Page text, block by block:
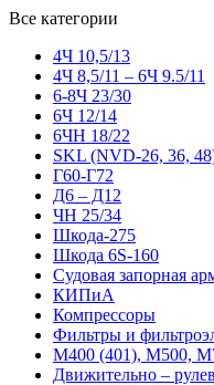
Все категории
4Ч 10,5/13
4Ч 8,5/11 – 6Ч 9.5/11
6-8Ч 23/30
6Ч 12/14
6ЧН 18/22
SKL (NVD-26, 36,
Г60-Г72
Д6 – Д12
ЧН 25/34
Шкода-275
Шкода 6S-160
Судовая запорная
КИПиА
Компрессоры
Фильтры и
М400 (401), М500,
Движительно –